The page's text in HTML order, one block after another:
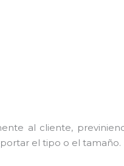
al cliente,
el tipo o el tamaño.